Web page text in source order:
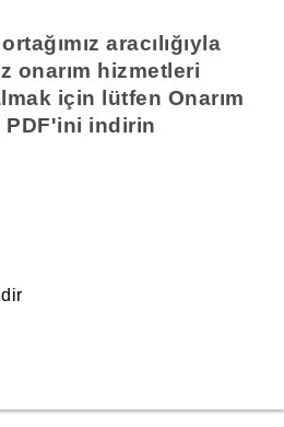
aracılığıyla
onarım hizmetleri
için lütfen Onarım
PDF'ini indirin